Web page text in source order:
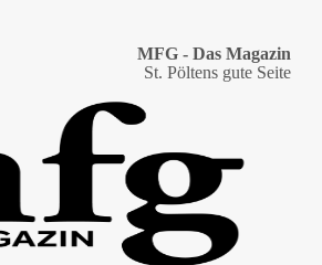
MFG - Das Magazin
St. Pöltens gute Seite